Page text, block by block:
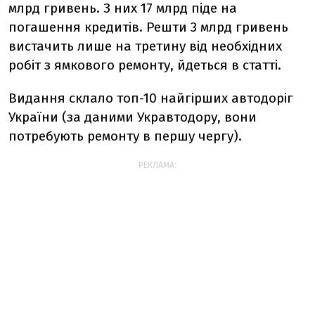
млрд гривень. З них 17 млрд піде на
погашення кредитів. Решти 3 млрд гривень
вистачить лише на третину від необхідних
робіт з ямкового ремонту, йдеться в статті.
Видання склало топ-10 найгірших автодоріг
України (за даними Укравтодору, вони
потребують ремонту в першу чергу).
РЕКЛАМА: